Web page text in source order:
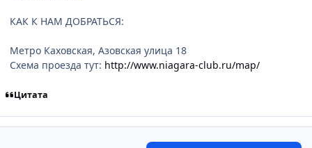
КАК К НАМ ДОБРАТЬСЯ:
Метро Каховская, Азовская улица 18
Схема проезда тут: http://www.niagara-club.ru/map/
Цитата